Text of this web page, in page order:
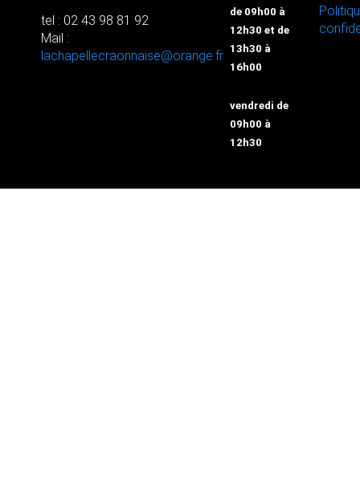
tel : 02 43 98 81 92
Mail :
lachapellecraonnaise@orange.fr
de 09h00 à
12h30 et de
13h30 à
16h00
vendredi de
09h00 à
12h30